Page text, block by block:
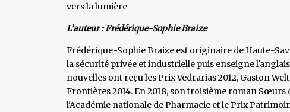
vers la lumière
L’auteur : Frédérique-Sophie Braize
Frédérique-Sophie Braize est originaire de Haute-
la sécurité privée et industrielle puis enseigne
nouvelles ont reçu les Prix Vedrarias 2012, Gaston
Frontières 2014. En 2018, son troisième roman
l'Académie nationale de Pharmacie et le Prix